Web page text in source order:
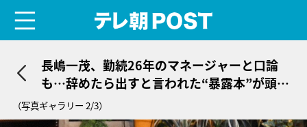
長嶋一茂、勤続26年のマネージャーと口論
も…辞めたら出すと言われた“暴露本”が頭を
よぎる
（写真ギャラリー 2/3）